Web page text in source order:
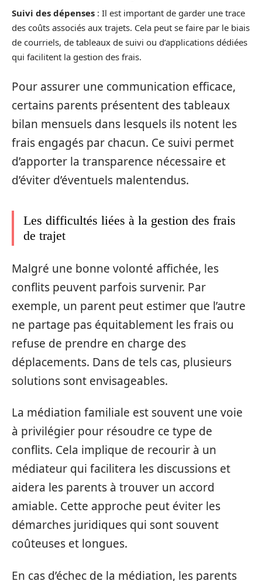
Suivi des dépenses : Il est important de garder une trace
des coûts associés aux trajets. Cela peut se faire par le biais
de courriels, de tableaux de suivi ou d’applications dédiées
qui facilitent la gestion des frais.
Pour assurer une communication efficace,
certains parents présentent des tableaux
bilan mensuels dans lesquels ils notent les
frais engagés par chacun. Ce suivi permet
d’apporter la transparence nécessaire et
d’éviter d’éventuels malentendus.
Les difficultés liées à la gestion des frais
de trajet
Malgré une bonne volonté affichée, les
conflits peuvent parfois survenir. Par
exemple, un parent peut estimer que l’autre
ne partage pas équitablement les frais ou
refuse de prendre en charge des
déplacements. Dans de tels cas, plusieurs
solutions sont envisageables.
La médiation familiale est souvent une voie
à privilégier pour résoudre ce type de
conflits. Cela implique de recourir à un
médiateur qui facilitera les discussions et
aidera les parents à trouver un accord
amiable. Cette approche peut éviter les
démarches juridiques qui sont souvent
coûteuses et longues.
En cas d’échec de la médiation, les parents